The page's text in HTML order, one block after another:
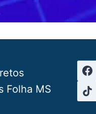
Folha MS